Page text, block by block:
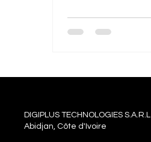
DIGIPLUS TECHNOLOGIES S.A.R.L
Abidjan, Côte d'Ivoire